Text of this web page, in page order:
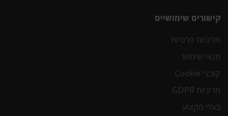
קישורים שימושיים
מדיניות פרטיות
תנאי שימוש
קובצי Cookie
מדיניות GDPR
בעלי מקצוע